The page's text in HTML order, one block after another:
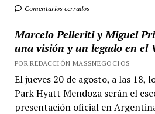
Comentarios cerrados
Marcelo Pelleriti y Miguel
una visión y un legado en el
POR REDACCIÓN MASSNEGOCIOS
El jueves 20 de agosto, a las 18,
Park Hyatt Mendoza serán el
presentación oficial en